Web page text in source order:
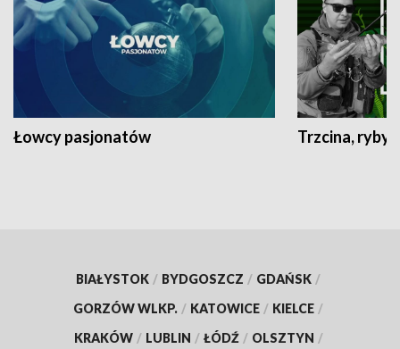
Łowcy pasjonatów Trzcina, ryby
BIAŁYSTOK / BYDGOSZCZ / GDAŃSK /
GORZÓW WLKP. / KATOWICE / KIELCE /
KRAKÓW / LUBLIN / ŁÓDŹ / OLSZTYN /